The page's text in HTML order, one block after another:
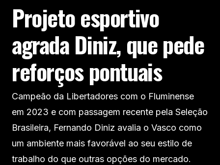
Projeto esportivo
agrada Diniz, que pede
reforços pontuais
Campeão da Libertadores com o Fluminense
em 2023 e com passagem recente pela Seleção
Brasileira, Fernando Diniz avalia o Vasco como
um ambiente mais favorável ao seu estilo de
trabalho do que outras opções do mercado.